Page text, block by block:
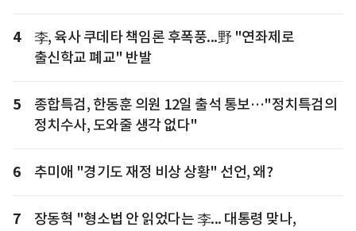
4
李, 육사 쿠데타 책임론 후폭풍...野 "연좌제로
출신학교 폐교" 반발
5
종합특검, 한동훈 의원 12일 출석 통보…"정치특검의
정치수사, 도와줄 생각 없다"
6 추미애 "경기도 재정 비상 상황" 선언, 왜?
7
장동혁 "형소법 안 읽었다는 李... 대통령 맞나,